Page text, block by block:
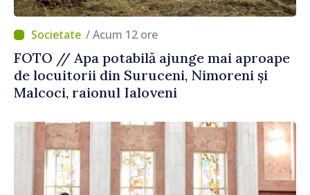
/ Acum 12 ore
FOTO // Apa potabilă ajunge mai aproape
de locuitorii din Suruceni, Nimoreni și
Malcoci, raionul Ialoveni